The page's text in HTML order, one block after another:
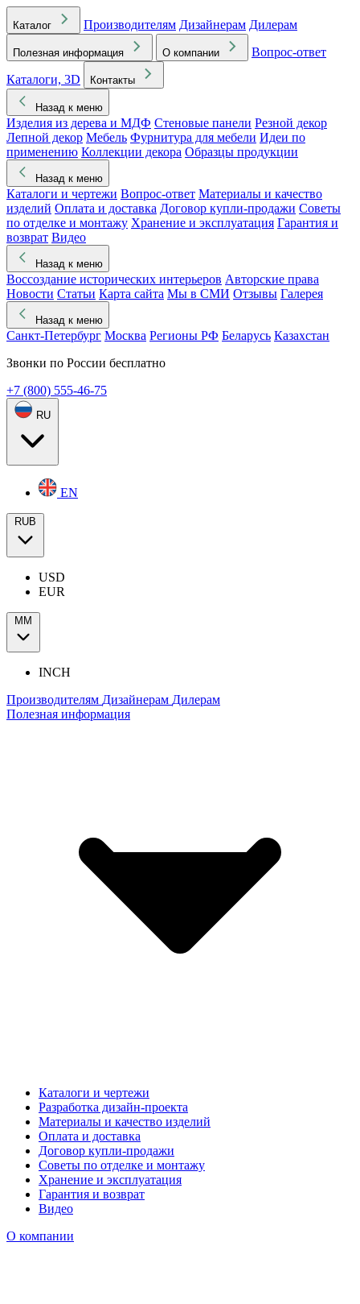
Каталог Производителям Дизайнерам Дилерам
Полезная информация О компании
Вопрос-ответ
Каталоги, 3D
Контакты
Назад к меню
Изделия из дерева и МДФ Стеновые панели Резной декор
Лепной декор Мебель Фурнитура для мебели Идеи по
применению Коллекции декора Образцы продукции
Назад к меню
Каталоги и чертежи Вопрос-ответ Материалы и качество
изделий Оплата и доставка Договор купли-продажи Советы
по отделке и монтажу Хранение и эксплуатация Гарантия и
возврат Видео
Назад к меню
Воссоздание исторических интерьеров Авторские права
Новости Статьи Карта сайта Мы в СМИ Отзывы Галерея
Назад к меню
Санкт-Петербург Москва Регионы РФ Беларусь Казахстан
Звонки по России бесплатно
+7 (800) 555-46-75
RU
EN
RUB
USD
EUR
ММ
INCH
Производителям Дизайнерам Дилерам
Полезная информация
Каталоги и чертежи
Разработка дизайн-проекта
Материалы и качество изделий
Оплата и доставка
Договор купли-продажи
Советы по отделке и монтажу
Хранение и эксплуатация
Гарантия и возврат
Видео
О компании